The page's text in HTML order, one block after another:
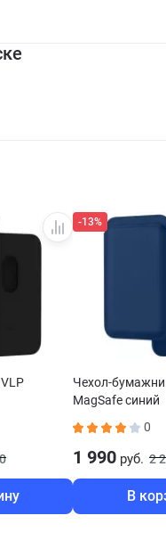
-13%
Чехол-
MagSafe синий
0
1 990 руб. 2
В